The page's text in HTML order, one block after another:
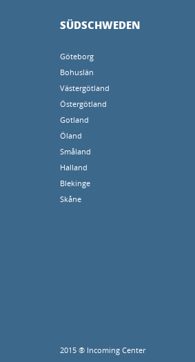
SÜDSCHWEDEN
Göteborg
Bohuslän
Västergötland
Östergötland
Gotland
Öland
Småland
Halland
Blekinge
Skåne
2015 ® Incoming Center